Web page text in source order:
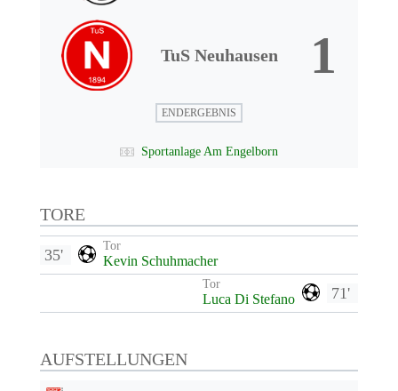
TuS Neuhausen 1
ENDERGEBNIS
Sportanlage Am Engelborn
TORE
Tor
Kevin Schuhmacher
35'
71'
Tor
Luca Di Stefano
AUFSTELLUNGEN